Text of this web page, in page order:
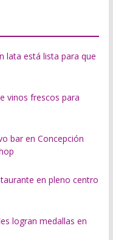
lata está lista para que
vinos frescos para
bar en Concepción
en pleno centro
logran medallas en